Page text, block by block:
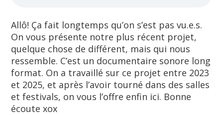
Allô! Ça fait longtemps qu’on s’est pas vu.e.s.
On vous présente notre plus récent projet,
quelque chose de différent, mais qui nous
ressemble. C’est un documentaire sonore long
format. On a travaillé sur ce projet entre 2023
et 2025, et après l’avoir tourné dans des salles
et festivals, on vous l’offre enfin ici. Bonne
écoute xox